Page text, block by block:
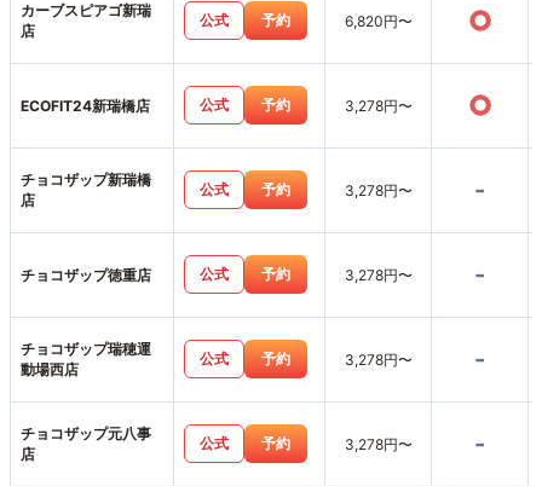
カーブスピアゴ新瑞
店
公式 予約 6,820円〜 ○
ECOFIT24新瑞橋店 公式 予約 3,278円〜 ○
チョコザップ新瑞橋
店
公式 予約 3,278円〜 -
チョコザップ徳重店 公式 予約 3,278円〜 -
チョコザップ瑞穂運
動場西店
公式 予約 3,278円〜 -
チョコザップ元八事
店
公式 予約 3,278円〜 -